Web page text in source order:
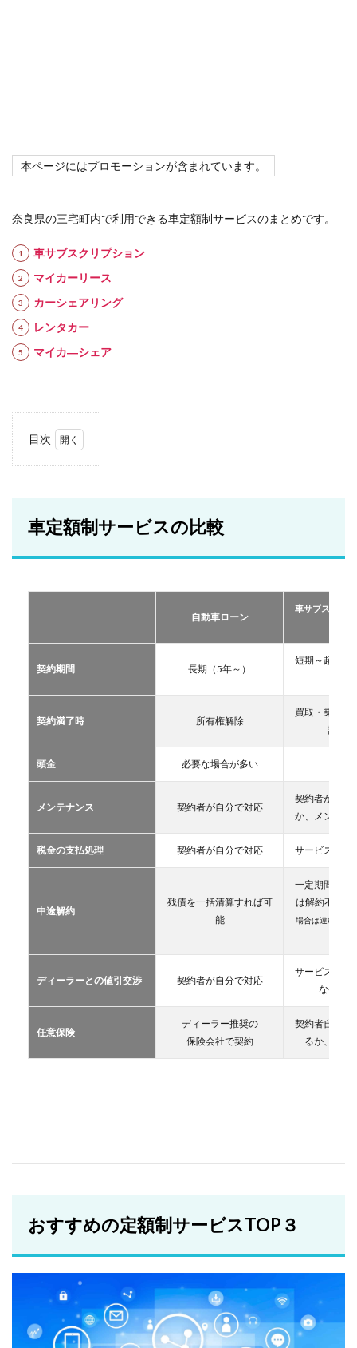
本ページにはプロモーションが含まれています。
奈良県の三宅町内で利用できる車定額制サービスのまとめです。
車サブスクリプション
マイカーリース
カーシェアリング
レンタカー
マイカ―シェア
目次
ビス
の比
おす
サー
TOP
2.1
ブス
クリ
2.2
カー
リー
カー
ング
2.4
ー
車定額制サービスの比較
自動車ローン
車サブスクリ
契約期間 長期（5年～）
短期～超長期
契約満了時 所有権解除
買取・乗換・
譲渡
頭金 必要な場合が多い
メンテナンス 契約者が自分で対応
契約者が自分
か、メンテン
税金の支払処理 契約者が自分で対応 サービス提供
中途解約
残債を一括清算すれば可
能
一定期間が経
は解約不可
場合は違約金や
ディーラーとの値引交渉 契約者が自分で対応
サービス提供
な条件
任意保険
ディーラー推奨の
保険会社で契約
契約者自が自
るか、契約
おすすめの定額制サービスTOP３